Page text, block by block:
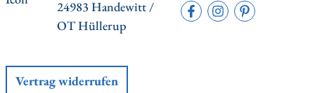
24983 Handewitt /
OT Hüllerup
Vertrag widerrufen